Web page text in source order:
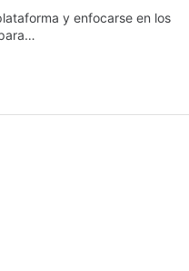
y enfocarse en los